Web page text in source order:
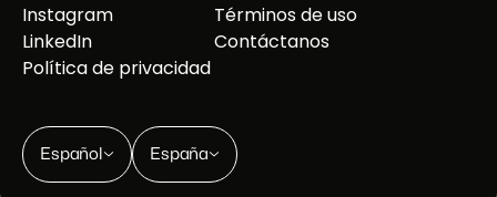
Instagram
LinkedIn
Política de privacidad
Términos de uso
Contáctanos
Español España